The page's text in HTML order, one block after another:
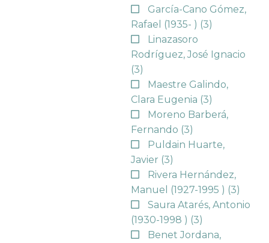
García-Cano Gómez,
Rafael (1935- ) (3)
Linazasoro
Rodríguez, José Ignacio
(3)
Maestre Galindo,
Clara Eugenia (3)
Moreno Barberá,
Fernando (3)
Puldain Huarte,
Javier (3)
Rivera Hernández,
Manuel (1927-1995 ) (3)
Saura Atarés, Antonio
(1930-1998 ) (3)
Benet Jordana,